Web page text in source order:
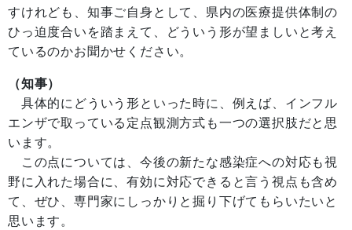
すけれども、知事ご自身として、県内の医療提供体制の
ひっ迫度合いを踏まえて、どういう形が望ましいと考え
ているのかお聞かせください。
（知事）
具体的にどういう形といった時に、例えば、インフル
エンザで取っている定点観測方式も一つの選択肢だと思
います。
この点については、今後の新たな感染症への対応も視
野に入れた場合に、有効に対応できると言う視点も含め
て、ぜひ、専門家にしっかりと掘り下げてもらいたいと
思います。